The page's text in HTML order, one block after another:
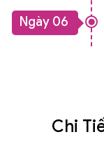
Ngày 06
Chi